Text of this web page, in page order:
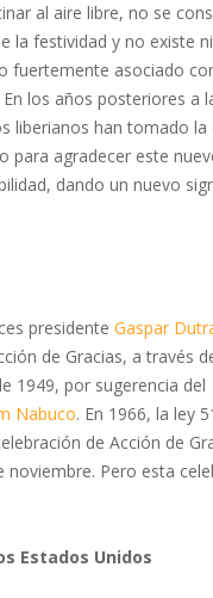
al aire libre, no se
la festividad y no existe
fuertemente asociado
los años posteriores a
liberianos han tomado la
para agradecer este
dando un nuevo
presidente Gaspar
de Gracias, a través
1949, por sugerencia del
Nabuco. En 1966, la ley
de Acción de
noviembre. Pero esta
Estados Unidos